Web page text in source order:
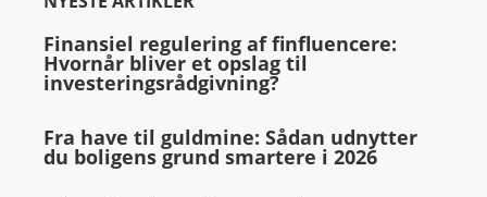
Finansiel regulering af finfluencere:
Hvornår bliver et opslag til
investeringsrådgivning?
Fra have til guldmine: Sådan udnytter
du boligens grund smartere i 2026